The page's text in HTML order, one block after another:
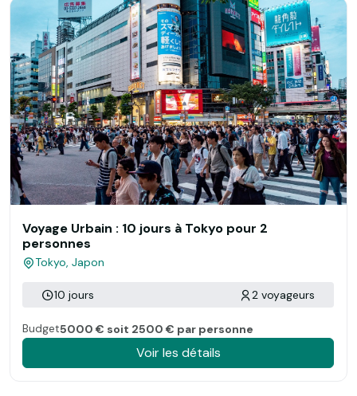
Voyage Urbain : 10 jours à Tokyo pour 2
personnes
Tokyo, Japon
10 jours 2 voyageurs
Budget5000 € soit 2500 € par personne
Voir les détails